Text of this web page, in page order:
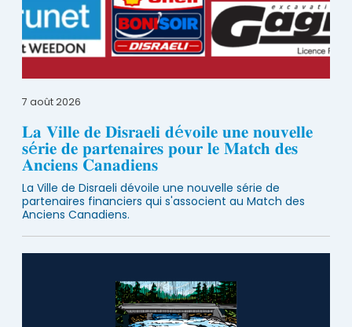
7 août 2026
𝐋𝐚 𝐕𝐢𝐥𝐥𝐞 𝐝𝐞 𝐃𝐢𝐬𝐫𝐚𝐞𝐥𝐢 𝐝é𝐯𝐨𝐢𝐥𝐞 𝐮𝐧𝐞 𝐧𝐨𝐮𝐯𝐞𝐥𝐥𝐞
𝐬é𝐫𝐢𝐞 𝐝𝐞 𝐩𝐚𝐫𝐭𝐞𝐧𝐚𝐢𝐫𝐞𝐬 𝐩𝐨𝐮𝐫 𝐥𝐞 𝐌𝐚𝐭𝐜𝐡 𝐝𝐞𝐬
𝐀𝐧𝐜𝐢𝐞𝐧𝐬 𝐂𝐚𝐧𝐚𝐝𝐢𝐞𝐧𝐬
La Ville de Disraeli dévoile une nouvelle série de
partenaires financiers qui s'associent au Match des
Anciens Canadiens.